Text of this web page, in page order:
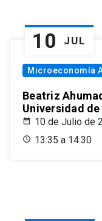
10 JUL
Microeconomía
Beatriz
Universidad
10 de Julio de
13:35 a 14:30